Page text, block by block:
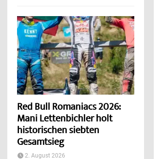
Red Bull Romaniacs 2026:
Mani Lettenbichler holt
historischen siebten
Gesamtsieg
2. August 2026